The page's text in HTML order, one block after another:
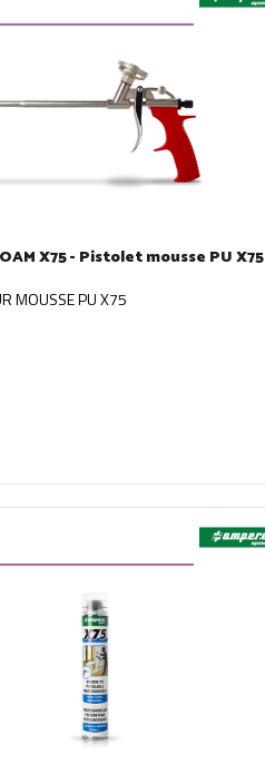
X75 - Pistolet mousse PU X75
MOUSSE PU X75